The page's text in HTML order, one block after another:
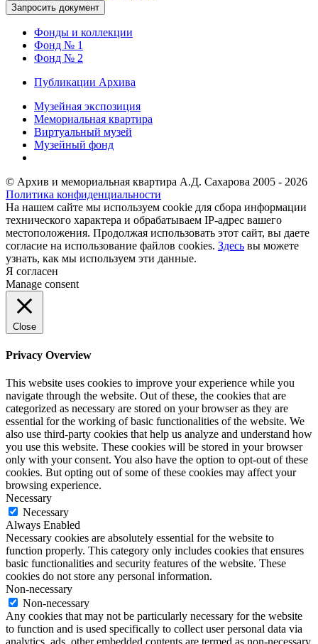
Фонды и коллекции
Фонд № 1
Фонд № 2
Публикации Архива
Музейная экспозиция
Мемориальная квартира
Виртуальный музей
Музейный фонд
© Архив и мемориальная квартира А.Д. Сахарова 2005 - 2026
Политика конфиденциальности
На нашем сайте мы используем cookie для сбора информации
технического характера и обрабатываем IP-адрес вашего
местоположения. Продолжая использовать этот сайт, вы даете
согласие на использование файлов cookies. Здесь вы можете
узнать, как мы используем эти данные.
Я согласен
Manage consent
Close
Privacy Overview
This website uses cookies to improve your experience while you
navigate through the website. Out of these, the cookies that are
categorized as necessary are stored on your browser as they are
essential for the working of basic functionalities of the website. We
also use third-party cookies that help us analyze and understand how
you use this website. These cookies will be stored in your browser
only with your consent. You also have the option to opt-out of these
cookies. But opting out of some of these cookies may affect your
browsing experience.
Necessary
Necessary
Always Enabled
Necessary cookies are absolutely essential for the website to
function properly. This category only includes cookies that ensures
basic functionalities and security features of the website. These
cookies do not store any personal information.
Non-necessary
Non-necessary
Any cookies that may not be particularly necessary for the website
to function and is used specifically to collect user personal data via